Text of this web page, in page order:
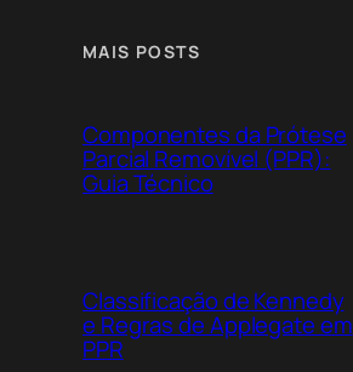
MAIS POSTS
Componentes da Prótese
Parcial Removível (PPR):
Guia Técnico
Classificação de Kennedy
e Regras de Applegate em
PPR